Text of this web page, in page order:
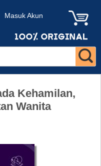
Masuk Akun
Kehamilan,
Wanita